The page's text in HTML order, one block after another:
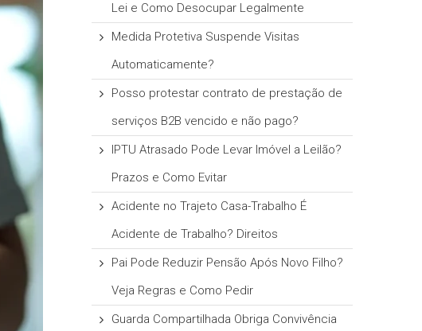
Lei e Como Desocupar Legalmente
Medida Protetiva Suspende Visitas
Automaticamente?
Posso protestar contrato de prestação de
serviços B2B vencido e não pago?
IPTU Atrasado Pode Levar Imóvel a Leilão?
Prazos e Como Evitar
Acidente no Trajeto Casa-Trabalho É
Acidente de Trabalho? Direitos
Pai Pode Reduzir Pensão Após Novo Filho?
Veja Regras e Como Pedir
Guarda Compartilhada Obriga Convivência